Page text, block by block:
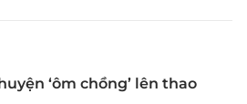
‘ôm chồng’ lên thao